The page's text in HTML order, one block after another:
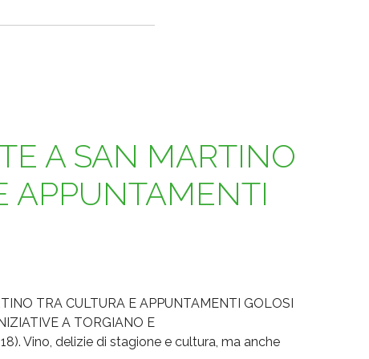
A SAN MARTINO
APPUNTAMENTI
TRA CULTURA E APPUNTAMENTI GOLOSI
A TORGIANO E
Vino, delizie di stagione e cultura, ma anche